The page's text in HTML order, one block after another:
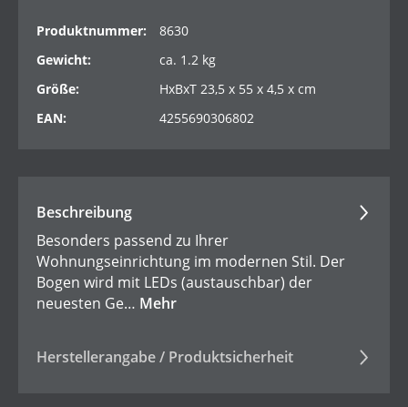
Produktnummer:
8630
Gewicht:
ca. 1.2 kg
Größe:
HxBxT 23,5 x 55 x 4,5 x cm
EAN:
4255690306802
Beschreibung
Besonders passend zu Ihrer
Wohnungseinrichtung im modernen Stil. Der
Bogen wird mit LEDs (austauschbar) der
neuesten Ge… Mehr
Herstellerangabe / Produktsicherheit